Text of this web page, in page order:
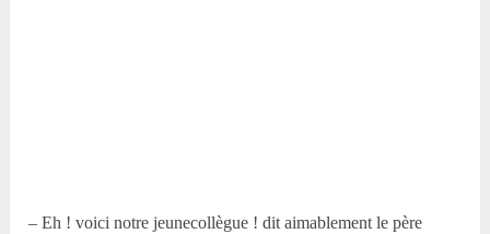
– Eh ! voici notre jeunecollègue ! dit aimablement le père